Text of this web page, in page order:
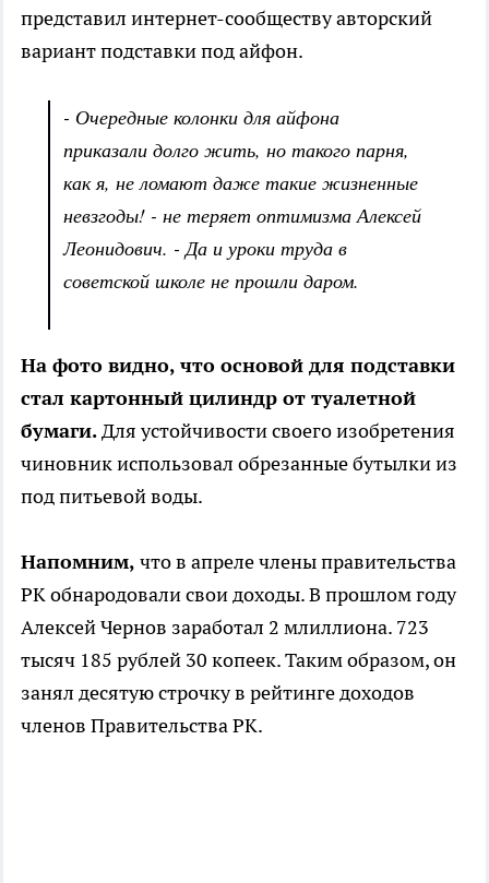
представил интернет-сообществу авторский
вариант подставки под айфон.
- Очередные колонки для айфона
приказали долго жить, но такого парня,
как я, не ломают даже такие жизненные
невзгоды! - не теряет оптимизма Алексей
Леонидович. - Да и уроки труда в
советской школе не прошли даром.
На фото видно, что основой для подставки
стал картонный цилиндр от туалетной
бумаги.Для устойчивости своего изобретения
чиновник использовал обрезанные бутылки из
под питьевой воды.
Напомним, что в апреле члены правительства
РК обнародовали свои доходы. В прошлом году
Алексей Чернов заработал 2 млиллиона. 723
тысяч 185 рублей 30 копеек. Таким образом, он
занял десятую строчку в рейтинге доходов
членов Правительства РК.